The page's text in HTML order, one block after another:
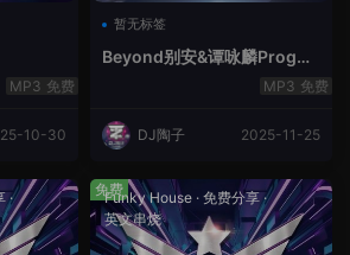
免费
10-30
暂无标签
Beyond别安&谭咏麟ProgHo
免费
DJ陶子 2025-11-25
·
Funky House · 免费分享·
英文串烧
免费